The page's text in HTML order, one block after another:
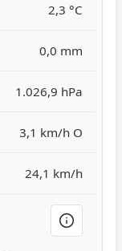
2,3 °C
0,0 mm
1.026,9 hPa
3,1 km/h O
24,1 km/h